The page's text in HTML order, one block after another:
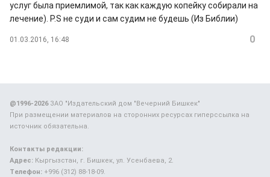
услуг была приемлимой, так как каждую копейку собирали на
лечение). P.S не суди и сам судим не будешь (Из Библии)
01.03.2016, 16:48 0
@1996-2026ЗАО "Издательский дом "Вечерний Бишкек"
При размещении материалов на сторонних ресурсах гиперссылка на
источник обязательна.
Контакты редакции:
Адрес: Кыргызстан, г. Бишкек, ул. Усенбаева, 2.
Телефон: +996 (312) 88-18-09.